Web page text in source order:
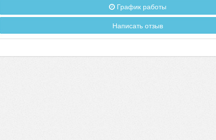
График работы
Написать отзыв